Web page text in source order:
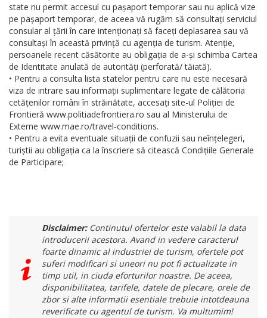
state nu permit accesul cu pașaport temporar sau nu aplică vize
pe pașaport temporar, de aceea vă rugăm să consultați serviciul
consular al țării în care intenționați să faceți deplasarea sau vă
consultași în această privință cu agenția de turism. Atenție,
persoanele recent căsătorite au obligația de a-și schimba Cartea
de Identitate anulată de autorități (perforată/ tăiată).
• Pentru a consulta lista statelor pentru care nu este necesară
viza de intrare sau informații suplimentare legate de călătoria
cetățenilor români în străinătate, accesați site-ul Poliției de
Frontieră www.politiadefrontiera.ro sau al Ministerului de
Externe www.mae.ro/travel-conditions.
• Pentru a evita eventuale situații de confuzii sau neînțelegeri,
turiștii au obligația ca la înscriere să citească Condițiile Generale
de Participare;
Disclaimer:Continutul ofertelor este valabil la data
introducerii acestora. Avand in vedere caracterul
foarte dinamic al industriei de turism, ofertele pot
suferi modificari si uneori nu pot fi actualizate in
timp util, in ciuda eforturilor noastre. De aceea,
disponibilitatea, tarifele, datele de plecare, orele de
zbor si alte informatii esentiale trebuie intotdeauna
reverificate cu agentul de turism. Va multumim!